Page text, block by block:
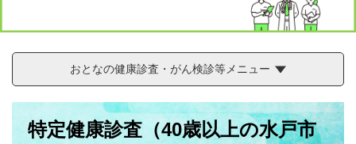
おとなの健康診査・がん検診等メニュー
特定健康診査（40歳以上の水戸市